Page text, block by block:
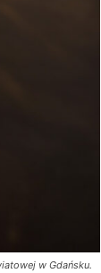
w Gdańsku.